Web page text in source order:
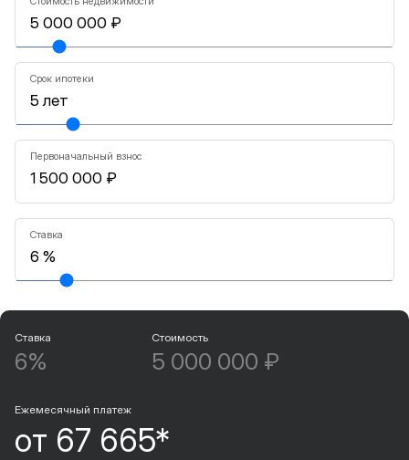
Срок ипотеки
Первоначальный взнос
Ставка
Ставка
6%
Стоимость
5 000 000 ₽
Ежемесячный платеж
от 67 665*